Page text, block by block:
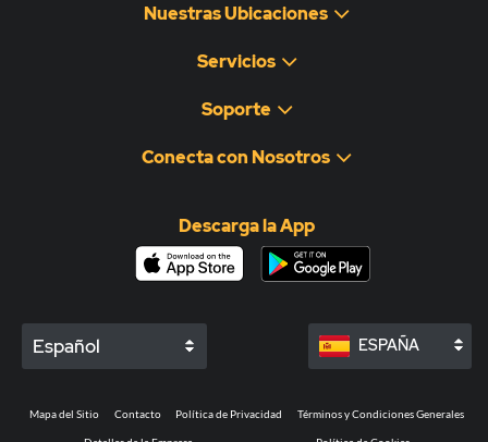
Nuestras Ubicaciones
Servicios
Soporte
Conecta con Nosotros
Descarga la App
Español ESPAÑA
Mapa del Sitio Contacto Política de Privacidad Términos y Condiciones Generales